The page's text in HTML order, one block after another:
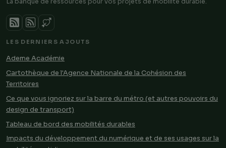
La banque de ressources pour vos projets de mobilité durable.
LES DERNIERS AJOUTS
Ademe Académie
Cartothèque de l'Agence Nationale de la Cohésion des
Territoires
Ce que vous ignoriez sur la barre du métro (et autres pouvoirs du
design de transport)
Tableau de bord des mobilités durables
Impacts du développement du numérique et de ses usages sur la